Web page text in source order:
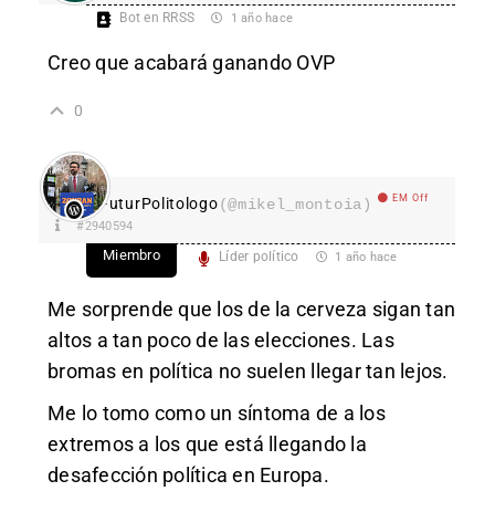
Bot en RRSS 1 año hace
Creo que acabará ganando OVP
0
FuturPolitologo(@mikel_montoia) EM Off
#2940594
Miembro Líder político 1 año hace
Me sorprende que los de la cerveza sigan tan
altos a tan poco de las elecciones. Las
bromas en política no suelen llegar tan lejos.
Me lo tomo como un síntoma de a los
extremos a los que está llegando la
desafección política en Europa.